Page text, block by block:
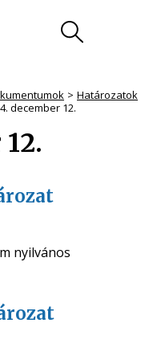
Határozatok
december 12.
nyilvános